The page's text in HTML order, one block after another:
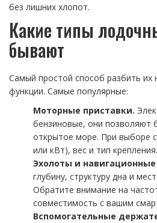
без лишних хлопот.
Какие типы
бывают
Самый простой способ разбить их
функции. Самые популярные:
Моторные приставки.
бензиновые, они позволяют
открытое море. При выборе
или кВт), вес и тип крепления.
Эхолоты и
глубину, структуру дна и
Обратите внимание на
совместимость с вашим
Вспомогательные